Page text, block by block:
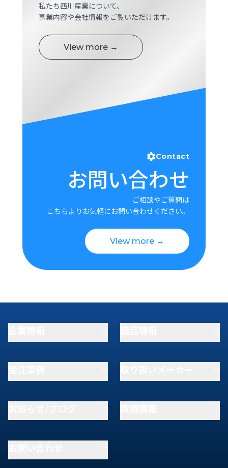
私たち西川産業について、
事業内容や会社情報をご覧いただけます。
View more →
Contact
お問い合わせ
ご相談やご質問は
こちらよりお気軽にお問い合わせください。
View more →